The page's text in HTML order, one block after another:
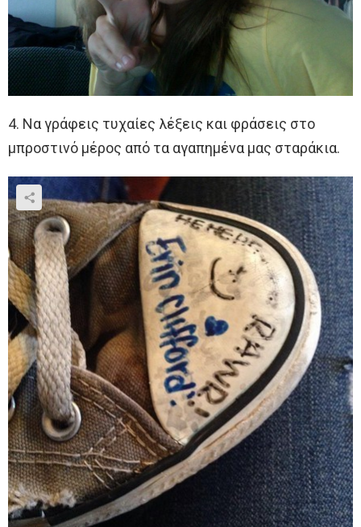
4. Να γράφεις τυχαίες λέξεις και φράσεις στο
μπροστινό μέρος από τα αγαπημένα μας σταράκια.